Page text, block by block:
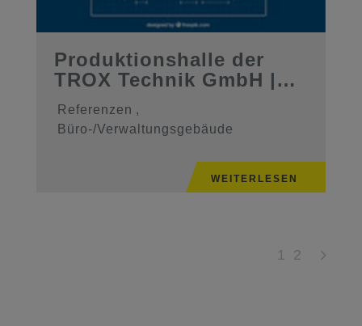
Produktionshalle der
TROX Technik GmbH |
Ingenieur ...
Referenzen ,
Büro-/Verwaltungsgebäude
WEITERLESEN
1 2